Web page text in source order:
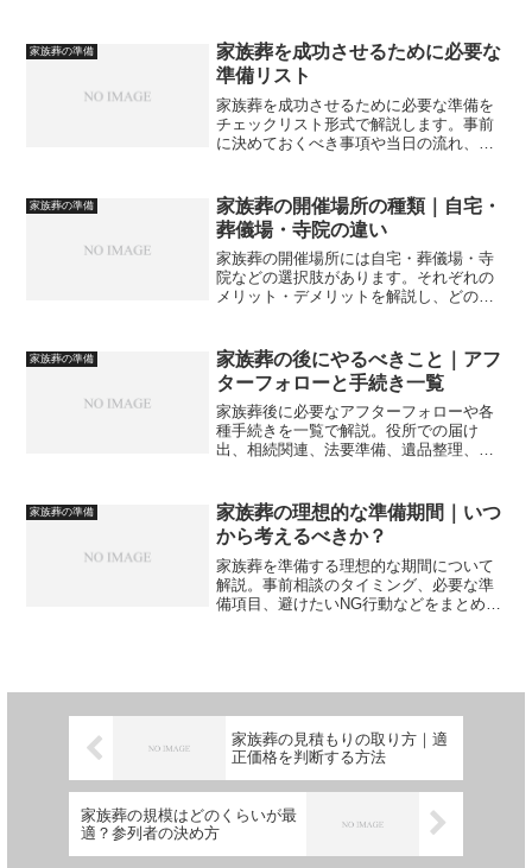
家族葬の準備
家族葬を成功させるために必要な
準備リスト
家族葬を成功させるために必要な準備を
チェックリスト形式で解説します。事前
に決めておくべき事項や当日の流れ、家
紹介します。
家族葬の準備
家族葬の開催場所の種類｜自宅・
葬儀場・寺院の違い
家族葬の開催場所には自宅・葬儀場・寺
院などの選択肢があります。それぞれの
メリット・デメリットを解説し、どの場
家族葬の準備
家族葬の後にやるべきこと｜アフ
ターフォローと手続き一覧
家族葬後に必要なアフターフォローや各
種手続きを一覧で解説。役所での届け
出、相続関連、法要準備、遺品整理、参
家族葬の準備
家族葬の理想的な準備期間｜いつ
から考えるべきか？
家族葬を準備する理想的な期間について
解説。事前相談のタイミング、必要な準
備項目、避けたいNG行動などをまとめ、
家族葬の見積もりの取り方｜適
正価格を判断する方法
家族葬の規模はどのくらいが最
適？参列者の決め方